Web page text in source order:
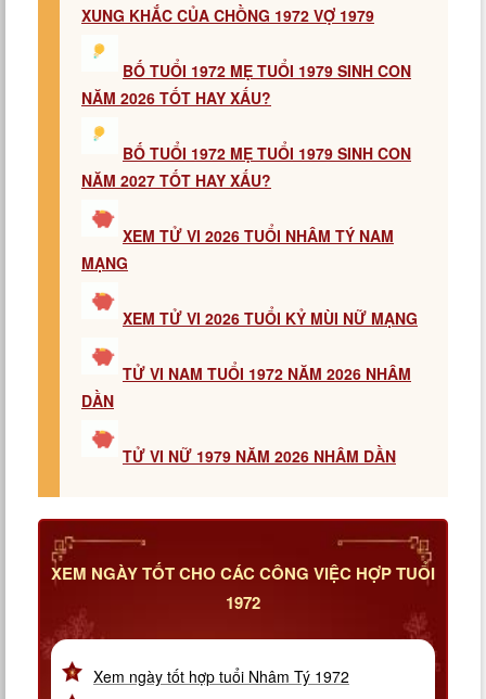
XUNG KHẮC CỦA CHỒNG 1972 VỢ 1979
BỐ TUỔI 1972 MẸ TUỔI 1979 SINH CON
NĂM 2026 TỐT HAY XẤU?
BỐ TUỔI 1972 MẸ TUỔI 1979 SINH CON
NĂM 2027 TỐT HAY XẤU?
XEM TỬ VI 2026 TUỔI NHÂM TÝ NAM
MẠNG
XEM TỬ VI 2026 TUỔI KỶ MÙI NỮ MẠNG
TỬ VI NAM TUỔI 1972 NĂM 2026 NHÂM
DẦN
TỬ VI NỮ 1979 NĂM 2026 NHÂM DẦN
XEM NGÀY TỐT CHO CÁC CÔNG VIỆC HỢP TUỔI
1972
Xem ngày tốt hợp tuổi Nhâm Tý 1972